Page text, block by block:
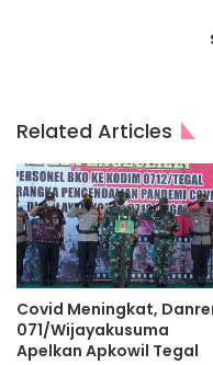
Related Articles
Covid Meningkat,
071/Wijayakusuma
Apelkan Apkowil Tegal